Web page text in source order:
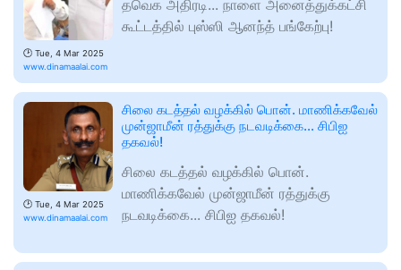
🕑 Tue, 4 Mar 2025
www.dinamaalai.com
தவெக அதிரடி... நாளை அனைத்துக்கட்சி
கூட்டத்தில் புஸ்ஸி ஆனந்த் பங்கேற்பு!
🕑 Tue, 4 Mar 2025
www.dinamaalai.com
சிலை கடத்தல் வழக்கில் பொன். மாணிக்கவேல்
முன்ஜாமீன் ரத்துக்கு நடவடிக்கை... சிபிஐ
தகவல்!
சிலை கடத்தல் வழக்கில் பொன்.
மாணிக்கவேல் முன்ஜாமீன் ரத்துக்கு
நடவடிக்கை... சிபிஐ தகவல்!